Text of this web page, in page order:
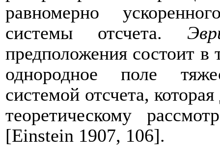
равномерно
системы отсчета.
предположения состоит в
однородное поле
системой отсчета,
теоретическому
[Einstein 1907, 106].